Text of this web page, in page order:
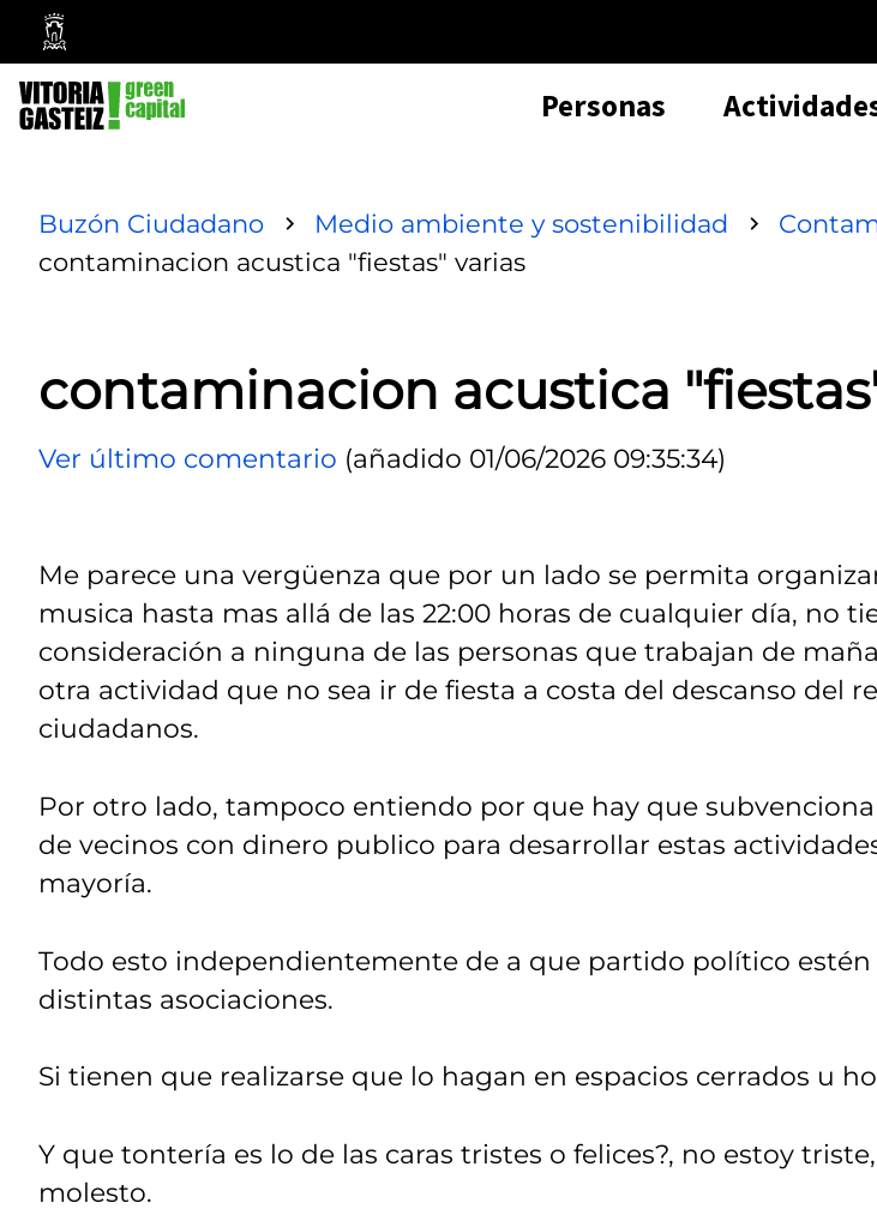
Ayuntamiento
Vitoria-
Gasteiz
Personas
Buzón Ciudadano Medio ambiente y sostenibilidad
contaminacion acustica "fiestas" varias
contaminacion acustica
Ver último comentario (añadido 01/06/2026 09:35:34)
Me parece una vergüenza que por un lado se permita
musica hasta mas allá de las 22:00 horas de cualquier día, no
consideración a ninguna de las personas que trabajan de
otra actividad que no sea ir de fiesta a costa del descanso del
ciudadanos.
Por otro lado, tampoco entiendo por que hay que
de vecinos con dinero publico para desarrollar estas
mayoría.
Todo esto independientemente de a que partido político estén
distintas asociaciones.
Si tienen que realizarse que lo hagan en espacios cerrados u
Y que tontería es lo de las caras tristes o felices?, no estoy
molesto.